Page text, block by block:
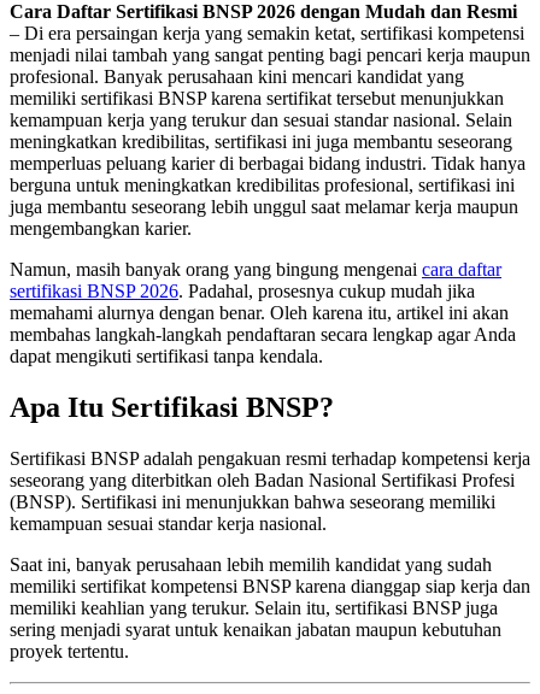
Cara Daftar Sertifikasi BNSP 2026 dengan Mudah dan Resmi
– Di era persaingan kerja yang semakin ketat, sertifikasi kompetensi
menjadi nilai tambah yang sangat penting bagi pencari kerja maupun
profesional. Banyak perusahaan kini mencari kandidat yang
memiliki sertifikasi BNSP karena sertifikat tersebut menunjukkan
kemampuan kerja yang terukur dan sesuai standar nasional. Selain
meningkatkan kredibilitas, sertifikasi ini juga membantu seseorang
memperluas peluang karier di berbagai bidang industri. Tidak hanya
berguna untuk meningkatkan kredibilitas profesional, sertifikasi ini
juga membantu seseorang lebih unggul saat melamar kerja maupun
mengembangkan karier.
Namun, masih banyak orang yang bingung mengenai cara daftar
sertifikasi BNSP 2026. Padahal, prosesnya cukup mudah jika
memahami alurnya dengan benar. Oleh karena itu, artikel ini akan
membahas langkah-langkah pendaftaran secara lengkap agar Anda
dapat mengikuti sertifikasi tanpa kendala.
Apa Itu Sertifikasi BNSP?
Sertifikasi BNSP adalah pengakuan resmi terhadap kompetensi kerja
seseorang yang diterbitkan oleh Badan Nasional Sertifikasi Profesi
(BNSP). Sertifikasi ini menunjukkan bahwa seseorang memiliki
kemampuan sesuai standar kerja nasional.
Saat ini, banyak perusahaan lebih memilih kandidat yang sudah
memiliki sertifikat kompetensi BNSP karena dianggap siap kerja dan
memiliki keahlian yang terukur. Selain itu, sertifikasi BNSP juga
sering menjadi syarat untuk kenaikan jabatan maupun kebutuhan
proyek tertentu.